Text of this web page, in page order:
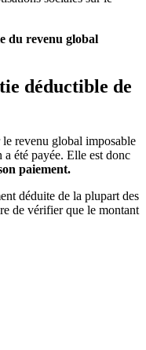
du revenu global
déductible de
revenu global imposable
été payée. Elle est donc
paiement.
déduite de la plupart des
de vérifier que le montant